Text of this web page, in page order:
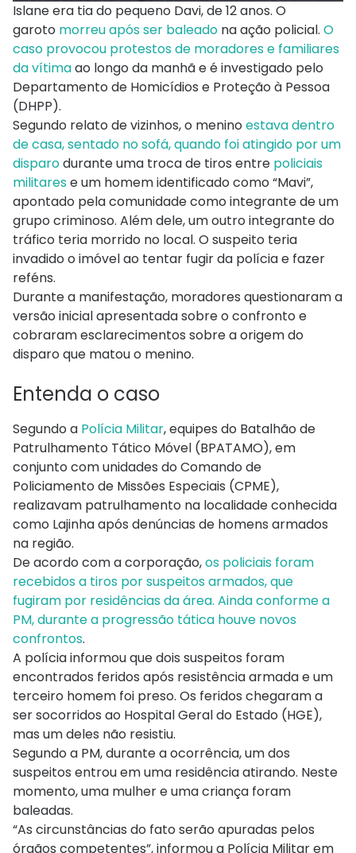
Islane era tia do pequeno Davi, de 12 anos. O
garoto morreu após ser baleado na ação policial. O
caso provocou protestos de moradores e familiares
da vítimaao longo da manhã e é investigado pelo
Departamento de Homicídios e Proteção à Pessoa
(DHPP).
Segundo relato de vizinhos, o menino estava dentro
de casa, sentado no sofá, quando foi atingido por um
disparodurante uma troca de tiros entre policiais
militarese um homem identificado como “Mavi”,
apontado pela comunidade como integrante de um
grupo criminoso. Além dele, um outro integrante do
tráfico teria morrido no local. O suspeito teria
invadido o imóvel ao tentar fugir da polícia e fazer
reféns.
Durante a manifestação, moradores questionaram a
versão inicial apresentada sobre o confronto e
cobraram esclarecimentos sobre a origem do
disparo que matou o menino.
Entenda o caso
Segundo a Polícia Militar, equipes do Batalhão de
Patrulhamento Tático Móvel (BPATAMO), em
conjunto com unidades do Comando de
Policiamento de Missões Especiais (CPME),
realizavam patrulhamento na localidade conhecida
como Lajinha após denúncias de homens armados
na região.
De acordo com a corporação,os policiais foram
recebidos a tiros por suspeitos armados, que
fugiram por residências da área. Ainda conforme a
PM, durante a progressão tática houve novos
confrontos.
A polícia informou que dois suspeitos foram
encontrados feridos após resistência armada e um
terceiro homem foi preso. Os feridos chegaram a
ser socorridos ao Hospital Geral do Estado (HGE),
mas um deles não resistiu.
Segundo a PM, durante a ocorrência, um dos
suspeitos entrou em uma residência atirando. Neste
momento, uma mulher e uma criança foram
baleadas.
“As circunstâncias do fato serão apuradas pelos
órgãos competentes”, informou a Polícia Militar em